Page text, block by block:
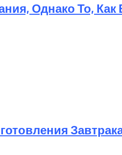
Однако То, Как